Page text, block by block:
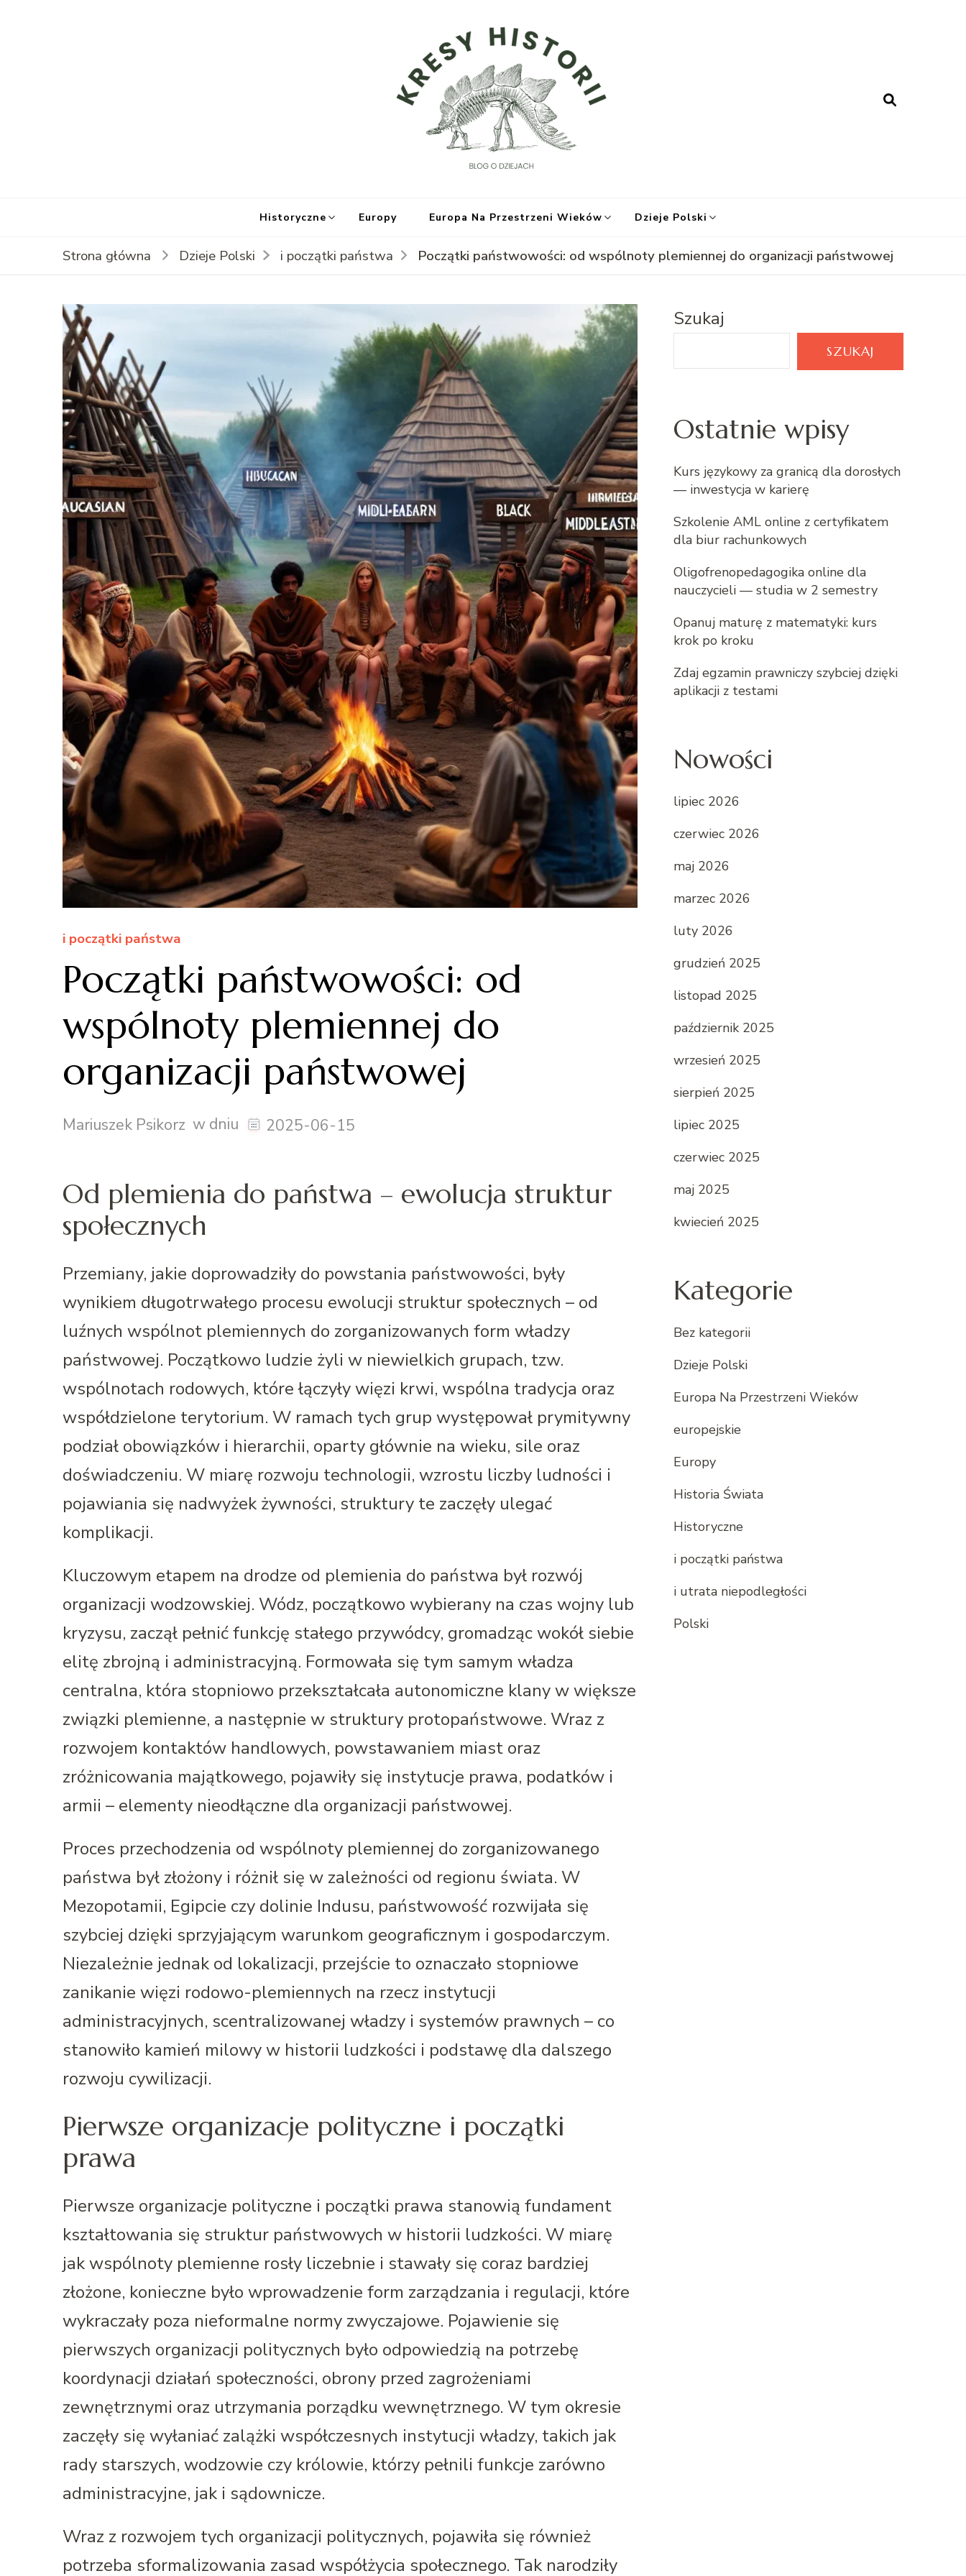
Historyczne Europy Europa Na Przestrzeni Wieków Dzieje Polski
Strona główna Dzieje Polski i początki państwa Początki państwowości: od wspólnoty plemiennej do organizacji państwowej
i początki państwa
Początki państwowości: od
wspólnoty plemiennej do
organizacji państwowej
Mariuszek Psikorz w dniu 2025-06-15
Od plemienia do państwa – ewolucja struktur
społecznych
Przemiany, jakie doprowadziły do powstania państwowości, były
wynikiem długotrwałego procesu ewolucji struktur społecznych – od
luźnych wspólnot plemiennych do zorganizowanych form władzy
państwowej. Początkowo ludzie żyli w niewielkich grupach, tzw.
wspólnotach rodowych, które łączyły więzi krwi, wspólna tradycja oraz
współdzielone terytorium. W ramach tych grup występował prymitywny
podział obowiązków i hierarchii, oparty głównie na wieku, sile oraz
doświadczeniu. W miarę rozwoju technologii, wzrostu liczby ludności i
pojawiania się nadwyżek żywności, struktury te zaczęły ulegać
komplikacji.
Kluczowym etapem na drodze od plemienia do państwa był rozwój
organizacji wodzowskiej. Wódz, początkowo wybierany na czas wojny lub
kryzysu, zaczął pełnić funkcję stałego przywódcy, gromadząc wokół siebie
elitę zbrojną i administracyjną. Formowała się tym samym władza
centralna, która stopniowo przekształcała autonomiczne klany w większe
związki plemienne, a następnie w struktury protopaństwowe. Wraz z
rozwojem kontaktów handlowych, powstawaniem miast oraz
zróżnicowania majątkowego, pojawiły się instytucje prawa, podatków i
armii – elementy nieodłączne dla organizacji państwowej.
Proces przechodzenia od wspólnoty plemiennej do zorganizowanego
państwa był złożony i różnił się w zależności od regionu świata. W
Mezopotamii, Egipcie czy dolinie Indusu, państwowość rozwijała się
szybciej dzięki sprzyjającym warunkom geograficznym i gospodarczym.
Niezależnie jednak od lokalizacji, przejście to oznaczało stopniowe
zanikanie więzi rodowo-plemiennych na rzecz instytucji
administracyjnych, scentralizowanej władzy i systemów prawnych – co
stanowiło kamień milowy w historii ludzkości i podstawę dla dalszego
rozwoju cywilizacji.
Pierwsze organizacje polityczne i początki
prawa
Pierwsze organizacje polityczne i początki prawa stanowią fundament
kształtowania się struktur państwowych w historii ludzkości. W miarę
jak wspólnoty plemienne rosły liczebnie i stawały się coraz bardziej
złożone, konieczne było wprowadzenie form zarządzania i regulacji, które
wykraczały poza nieformalne normy zwyczajowe. Pojawienie się
pierwszych organizacji politycznych było odpowiedzią na potrzebę
koordynacji działań społeczności, obrony przed zagrożeniami
zewnętrznymi oraz utrzymania porządku wewnętrznego. W tym okresie
zaczęły się wyłaniać zalążki współczesnych instytucji władzy, takich jak
rady starszych, wodzowie czy królowie, którzy pełnili funkcje zarówno
administracyjne, jak i sądownicze.
Wraz z rozwojem tych organizacji politycznych, pojawiła się również
potrzeba sformalizowania zasad współżycia społecznego. Tak narodziły
Szukaj
SZUKAJ
Ostatnie wpisy
Kurs językowy za granicą dla dorosłych
— inwestycja w karierę
Szkolenie AML online z certyfikatem
dla biur rachunkowych
Oligofrenopedagogika online dla
nauczycieli — studia w 2 semestry
Opanuj maturę z matematyki: kurs
krok po kroku
Zdaj egzamin prawniczy szybciej dzięki
aplikacji z testami
Nowości
lipiec 2026
czerwiec 2026
maj 2026
marzec 2026
luty 2026
grudzień 2025
listopad 2025
październik 2025
wrzesień 2025
sierpień 2025
lipiec 2025
czerwiec 2025
maj 2025
kwiecień 2025
Kategorie
Bez kategorii
Dzieje Polski
Europa Na Przestrzeni Wieków
europejskie
Europy
Historia Świata
Historyczne
i początki państwa
i utrata niepodległości
Polski